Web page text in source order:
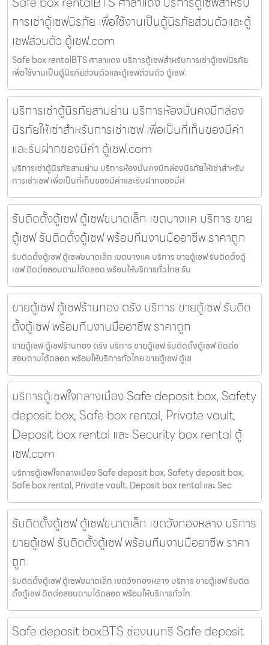
การเช่าตู้เซฟนิรภัย เพื่อใช้งานเป็นตู้นิรภัยส่วนตัวและตู้
เซฟส่วนตัว ตู้เซฟ.com
Safe box rentalBTS ศาลาแดง บริการตู้เซฟสำหรับการเช่าตู้เซฟนิรภัย
เพื่อใช้งานเป็นตู้นิรภัยส่วนตัวและตู้เซฟส่วนตัว ตู้เซฟ.
บริการเช่าตู้นิรภัยสามย่าน บริการห้องมั่นคงมีกล่อง
นิรภัยให้เช่าสำหรับการเช่าเซฟ เพื่อเป็นที่เก็บของมีค่า
และรับฝากของมีค่า ตู้เซฟ.com
บริการเช่าตู้นิรภัยสามย่าน บริการห้องมั่นคงมีกล่องนิรภัยให้เช่าสำหรับ
การเช่าเซฟ เพื่อเป็นที่เก็บของมีค่าและรับฝากของมีค่
รับติดตั้งตู้เซฟ ตู้เซฟขนาดเล็ก เขตบางแค บริการ ขาย
ตู้เซฟ รับติดตั้งตู้เซฟ พร้อมทีมงานมืออาชีพ ราคาถูก
รับติดตั้งตู้เซฟ ตู้เซฟขนาดเล็ก เขตบางแค บริการ ขายตู้เซฟ รับติดตั้งตู้
เซฟ ติดต่อสอบถามได้ตลอด พร้อมให้บริการทั่วไทย รับ
ขายตู้เซฟ ตู้เซฟร้านทอง ตรัง บริการ ขายตู้เซฟ รับติด
ตั้งตู้เซฟ พร้อมทีมงานมืออาชีพ ราคาถูก
ขายตู้เซฟ ตู้เซฟร้านทอง ตรัง บริการ ขายตู้เซฟ รับติดตั้งตู้เซฟ ติดต่อ
สอบถามได้ตลอด พร้อมให้บริการทั่วไทย ขายตู้เซฟ ตู้เซ
บริการตู้เซฟใจกลางเมือง Safe deposit box, Safety
deposit box, Safe box rental, Private vault,
Deposit box rental และ Security box rental ตู้
เซฟ.com
บริการตู้เซฟใจกลางเมือง Safe deposit box, Safety deposit box,
Safe box rental, Private vault, Deposit box rental และ Sec
รับติดตั้งตู้เซฟ ตู้เซฟขนาดเล็ก เขตวังทองหลาง บริการ
ขายตู้เซฟ รับติดตั้งตู้เซฟ พร้อมทีมงานมืออาชีพ ราคา
ถูก
รับติดตั้งตู้เซฟ ตู้เซฟขนาดเล็ก เขตวังทองหลาง บริการ ขายตู้เซฟ รับติด
ตั้งตู้เซฟ ติดต่อสอบถามได้ตลอด พร้อมให้บริการทั่วไท
Safe deposit boxBTS ช่องนนทรี Safe deposit